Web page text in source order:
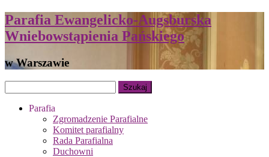
Parafia Ewangelicko-Augsburska
Wniebowstąpienia Pańskiego
w Warszawie
Parafia
Zgromadzenie Parafialne
Komitet parafialny
Rada Parafialna
Duchowni